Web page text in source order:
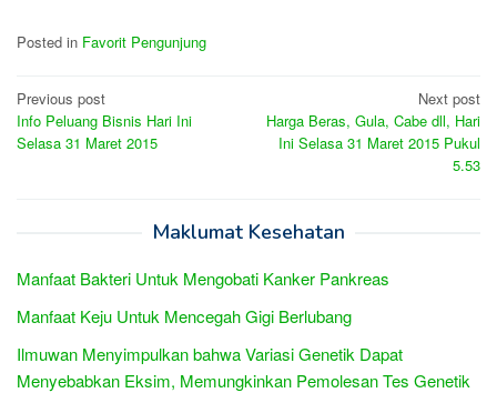
Posted in Favorit Pengunjung
Post
navigation
Previous post
Info Peluang Bisnis Hari Ini
Selasa 31 Maret 2015
Next post
Harga Beras, Gula, Cabe dll, Hari
Ini Selasa 31 Maret 2015 Pukul
5.53
Maklumat Kesehatan
Manfaat Bakteri Untuk Mengobati Kanker Pankreas
Manfaat Keju Untuk Mencegah Gigi Berlubang
Ilmuwan Menyimpulkan bahwa Variasi Genetik Dapat
Menyebabkan Eksim, Memungkinkan Pemolesan Tes Genetik